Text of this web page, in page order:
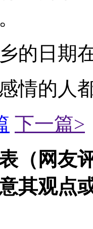
日期在
的人都
下一篇>
（网友
其观点